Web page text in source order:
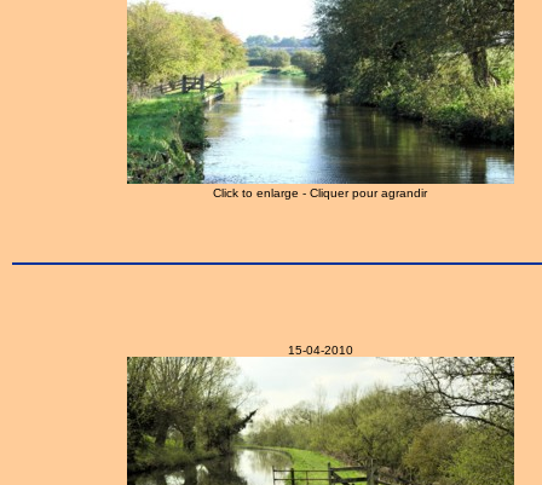
Click to enlarge - Cliquer pour agrandir
15-04-2010